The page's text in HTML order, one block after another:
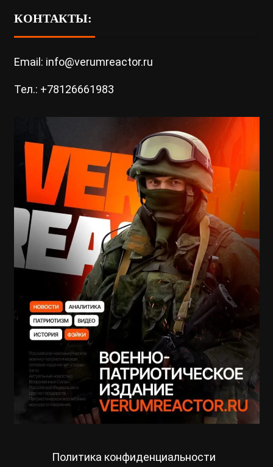
КОНТАКТЫ:
Email: info@verumreactor.ru
Тел.: +78126661983
Политика конфиденциальности